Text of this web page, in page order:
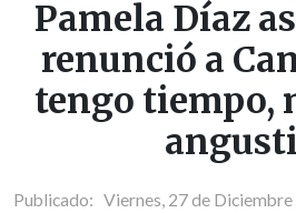
Pamela Díaz
renunció a
tengo tiempo,
Publicado: Viernes, 27 de